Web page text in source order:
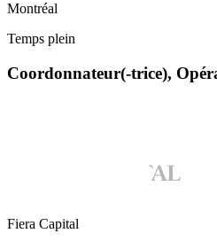
Montréal
Temps plein
Coordonnateur(-trice),
Fiera Capital